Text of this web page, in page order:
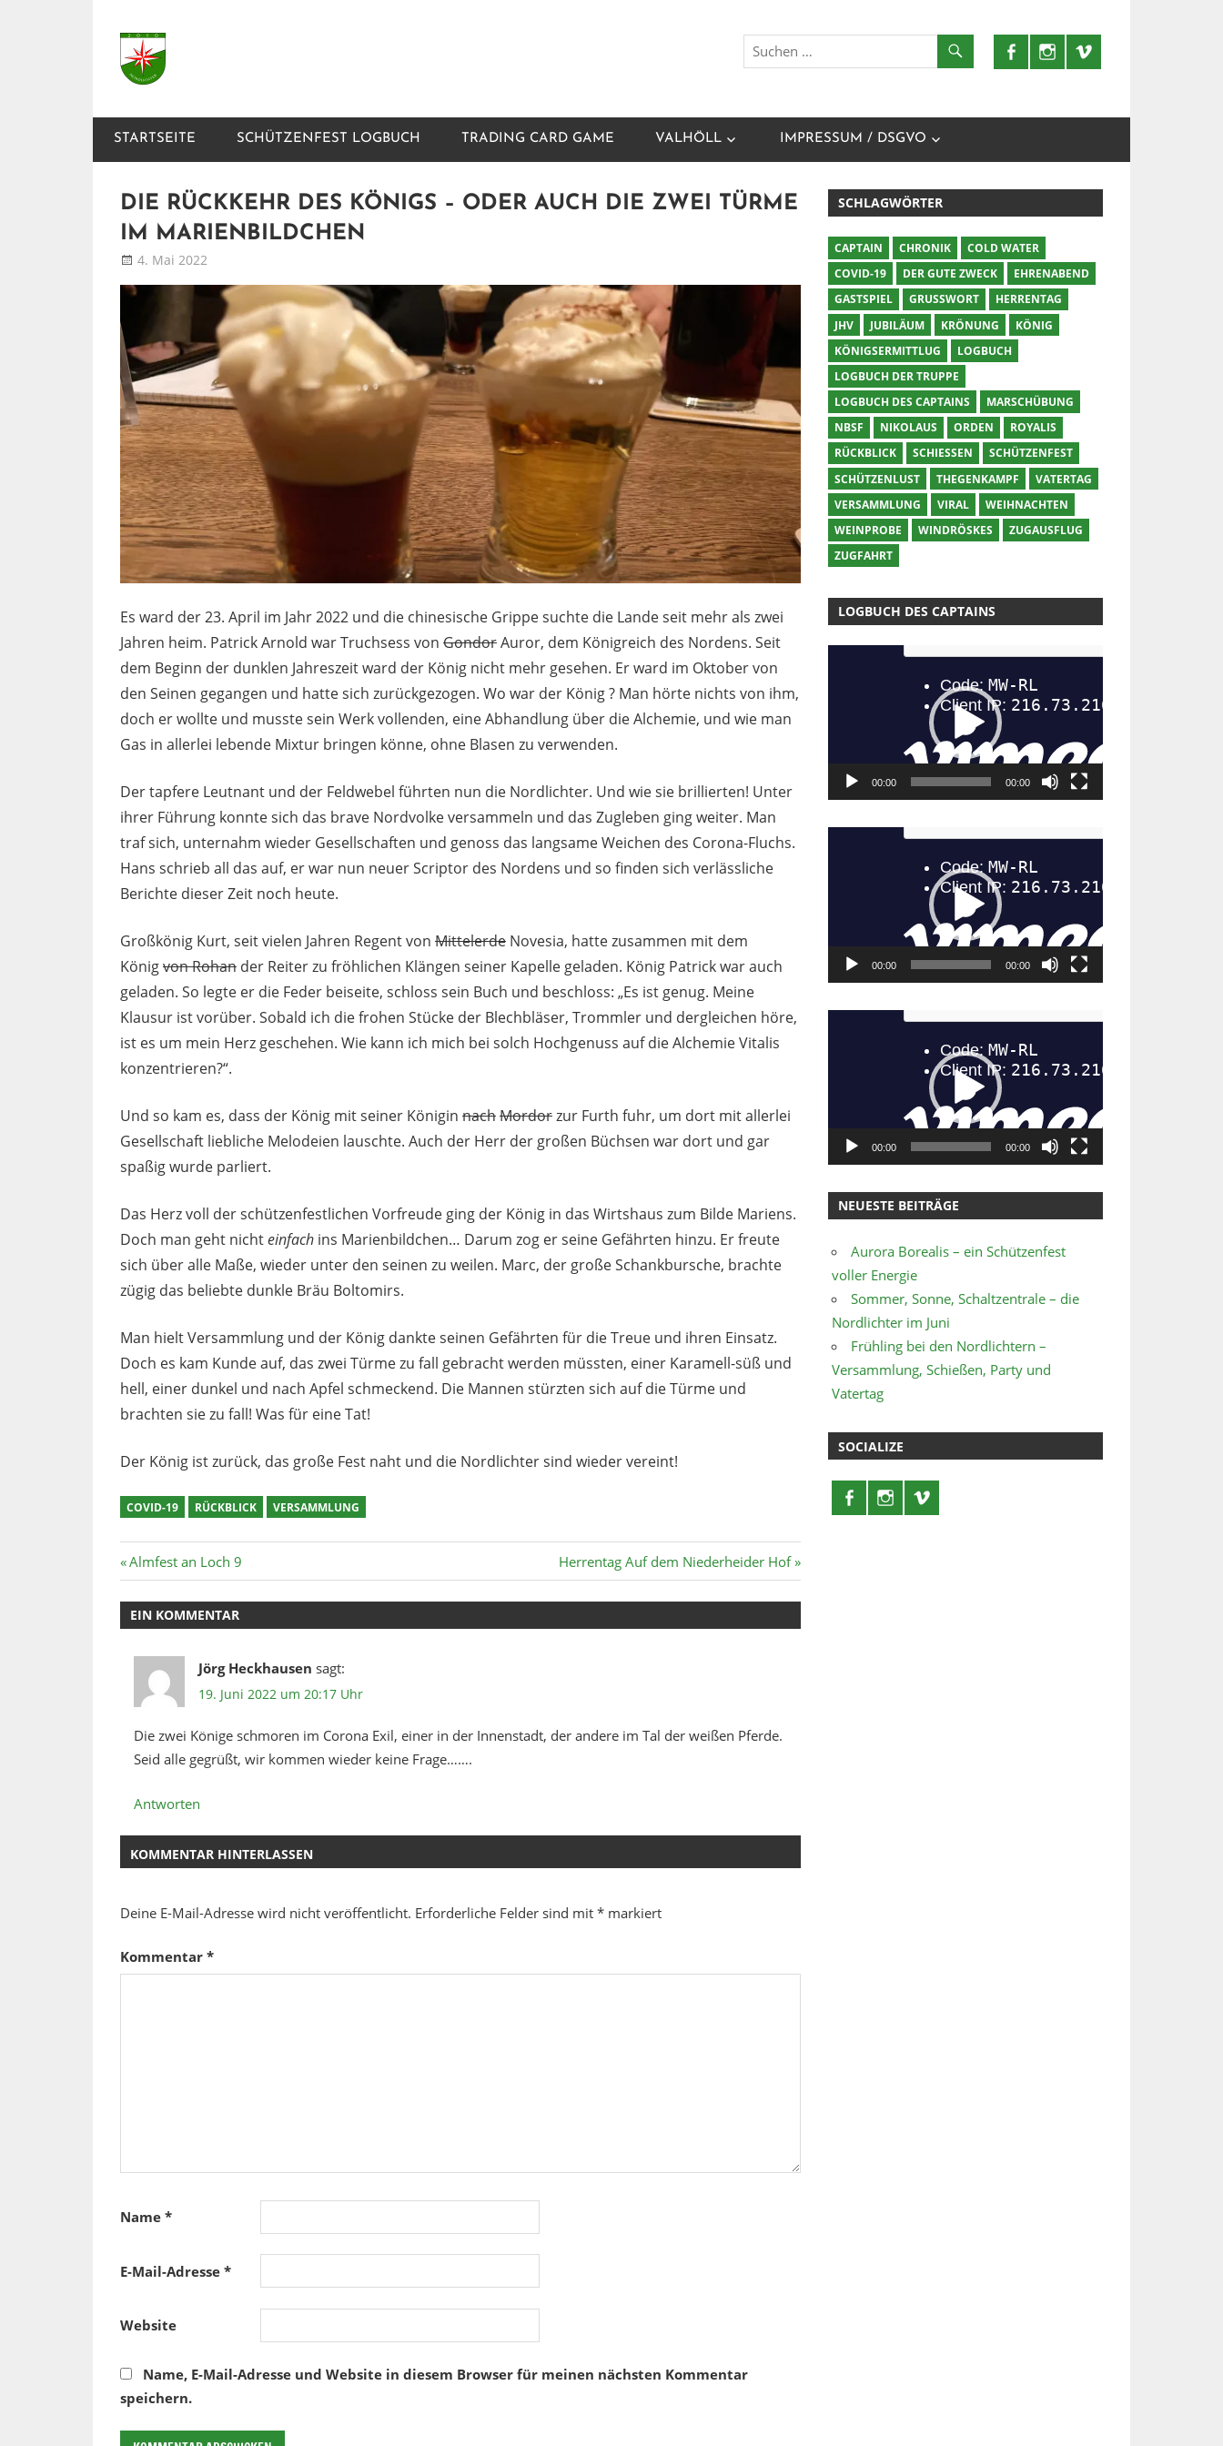
Inhalt
springen
STARTSEITE SCHÜTZENFEST LOGBUCH TRADING CARD GAME VALHÖLL IMPRESSUM / DSGVO
DIE RÜCKKEHR DES KÖNIGS – ODER AUCH DIE ZWEI TÜRME
IM MARIENBILDCHEN
4. Mai 2022
Es ward der 23. April im Jahr 2022 und die chinesische Grippe suchte die Lande seit mehr als zwei
Jahren heim. Patrick Arnold war Truchsess von GondorAuror, dem Königreich des Nordens. Seit
dem Beginn der dunklen Jahreszeit ward der König nicht mehr gesehen. Er ward im Oktober von
den Seinen gegangen und hatte sich zurückgezogen. Wo war der König ? Man hörte nichts von ihm,
doch er wollte und musste sein Werk vollenden, eine Abhandlung über die Alchemie, und wie man
Gas in allerlei lebende Mixtur bringen könne, ohne Blasen zu verwenden.
Der tapfere Leutnant und der Feldwebel führten nun die Nordlichter. Und wie sie brillierten! Unter
ihrer Führung konnte sich das brave Nordvolke versammeln und das Zugleben ging weiter. Man
traf sich, unternahm wieder Gesellschaften und genoss das langsame Weichen des Corona-Fluchs.
Hans schrieb all das auf, er war nun neuer Scriptor des Nordens und so finden sich verlässliche
Berichte dieser Zeit noch heute.
Großkönig Kurt, seit vielen Jahren Regent von Mittelerde Novesia, hatte zusammen mit dem
Königvon Rohan der Reiter zu fröhlichen Klängen seiner Kapelle geladen. König Patrick war auch
geladen. So legte er die Feder beiseite, schloss sein Buch und beschloss: „Es ist genug. Meine
Klausur ist vorüber. Sobald ich die frohen Stücke der Blechbläser, Trommler und dergleichen höre,
ist es um mein Herz geschehen. Wie kann ich mich bei solch Hochgenuss auf die Alchemie Vitalis
konzentrieren?“.
Und so kam es, dass der König mit seiner Königin nachMordorzur Furth fuhr, um dort mit allerlei
Gesellschaft liebliche Melodeien lauschte. Auch der Herr der großen Büchsen war dort und gar
spaßig wurde parliert.
Das Herz voll der schützenfestlichen Vorfreude ging der König in das Wirtshaus zum Bilde Mariens.
Doch man geht nichteinfach ins Marienbildchen… Darum zog er seine Gefährten hinzu. Er freute
sich über alle Maße, wieder unter den seinen zu weilen. Marc, der große Schankbursche, brachte
zügig das beliebte dunkle Bräu Boltomirs.
Man hielt Versammlung und der König dankte seinen Gefährten für die Treue und ihren Einsatz.
Doch es kam Kunde auf, das zwei Türme zu fall gebracht werden müssten, einer Karamell-süß und
hell, einer dunkel und nach Apfel schmeckend. Die Mannen stürzten sich auf die Türme und
brachten sie zu fall! Was für eine Tat!
Der König ist zurück, das große Fest naht und die Nordlichter sind wieder vereint!
COVID-19 RÜCKBLICK VERSAMMLUNG
Beitragsnavigation
Vorheriger
Beitrag:
Almfest an Loch 9
Nächster
Beitrag:
Herrentag Auf dem Niederheider Hof
EIN KOMMENTAR
Jörg Heckhausen sagt:
19. Juni 2022 um 20:17 Uhr
Die zwei Könige schmoren im Corona Exil, einer in der Innenstadt, der andere im Tal der weißen Pferde.
Seid alle gegrüßt, wir kommen wieder keine Frage…….
Antworten
KOMMENTAR HINTERLASSEN
Deine E-Mail-Adresse wird nicht veröffentlicht. Erforderliche Felder sind mit * markiert
Kommentar *
Name *
E-Mail-Adresse *
Website
Name, E-Mail-Adresse und Website in diesem Browser für meinen nächsten Kommentar
speichern.
SCHLAGWÖRTER
CAPTAIN CHRONIK
COLD WATER
COVID-19
DER GUTE ZWECK
EHRENABEND
GASTSPIEL
GRUSSWORT
HERRENTAG
JHV
JUBILÄUM KRÖNUNG
KÖNIG
KÖNIGSERMITTLUG
LOGBUCH
LOGBUCH DER TRUPPE
LOGBUCH DES CAPTAINS
MARSCHÜBUNG
NBSF
NIKOLAUS ORDEN
ROYALIS
RÜCKBLICK
SCHIESSEN
SCHÜTZENFEST
SCHÜTZENLUST
THEGENKAMPF
VATERTAG
VERSAMMLUNG
VIRAL
WEIHNACHTEN
WEINPROBE
WINDRÖSKES
ZUGAUSFLUG
ZUGFAHRT
LOGBUCH DES CAPTAINS
00:00 00:00
00:00 00:00
00:00 00:00
NEUESTE BEITRÄGE
Aurora Borealis – ein Schützenfest
voller Energie
Sommer, Sonne, Schaltzentrale – die
Nordlichter im Juni
Frühling bei den Nordlichtern –
Versammlung, Schießen, Party und
Vatertag
SOCIALIZE